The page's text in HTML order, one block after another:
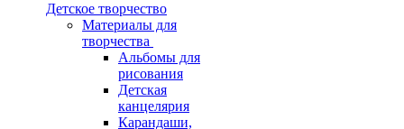
Детское творчество
Материалы для
творчества
Альбомы для
рисования
Детская
канцелярия
Карандаши,